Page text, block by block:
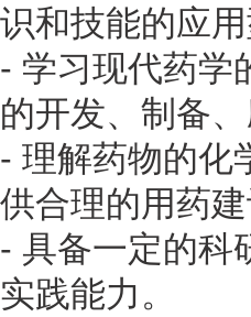
识和技能的应
- 学习现代药学
的开发、制备
- 理解药物的化
供合理的用药建
- 具备一定的科
实践能力。